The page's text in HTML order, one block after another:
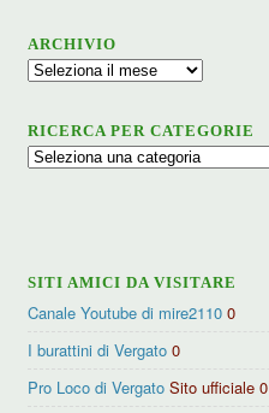
ARCHIVIO
Archivio
RICERCA PER CATEGORIE
Ricerca
SITI AMICI DA VISITARE
Canale Youtube di mire2110 0
I burattini di Vergato 0
Pro Loco di Vergato Sito ufficiale 0